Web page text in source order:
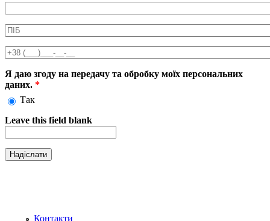
ПІБ
Телефон
Я даю згоду на передачу та обробку моїх персональних
даних. *
Так
Leave this field blank
Контакти